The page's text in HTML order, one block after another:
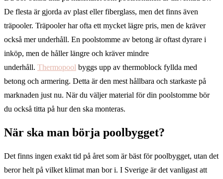
De flesta är gjorda av plast eller fiberglass, men det finns även
träpooler. Träpooler har ofta ett mycket lägre pris, men de kräver
också mer underhåll. En poolstomme av betong är oftast dyrare i
inköp, men de håller längre och kräver mindre
underhåll. Thermopool byggs upp av thermoblock fyllda med
betong och armering. Detta är den mest hållbara och starkaste på
marknaden just nu. När du väljer material för din poolstomme bör
du också titta på hur den ska monteras.
När ska man börja poolbygget?
Det finns ingen exakt tid på året som är bäst för poolbygget, utan det
beror helt på vilket klimat man bor i. I Sverige är det vanligast att